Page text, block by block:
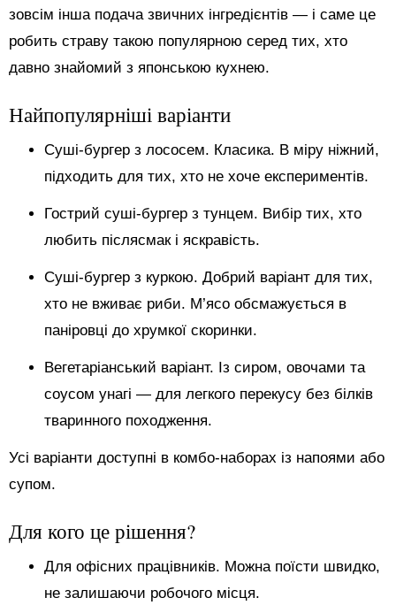
зовсім інша подача звичних інгредієнтів — і саме це
робить страву такою популярною серед тих, хто
давно знайомий з японською кухнею.
Найпопулярніші варіанти
Суші-бургер з лососем. Класика. В міру ніжний,
підходить для тих, хто не хоче експериментів.
Гострий суші-бургер з тунцем. Вибір тих, хто
любить післясмак і яскравість.
Суші-бургер з куркою. Добрий варіант для тих,
хто не вживає риби. М’ясо обсмажується в
паніровці до хрумкої скоринки.
Вегетаріанський варіант. Із сиром, овочами та
соусом унагі — для легкого перекусу без білків
тваринного походження.
Усі варіанти доступні в комбо-наборах із напоями або
супом.
Для кого це рішення?
Для офісних працівників. Можна поїсти швидко,
не залишаючи робочого місця.